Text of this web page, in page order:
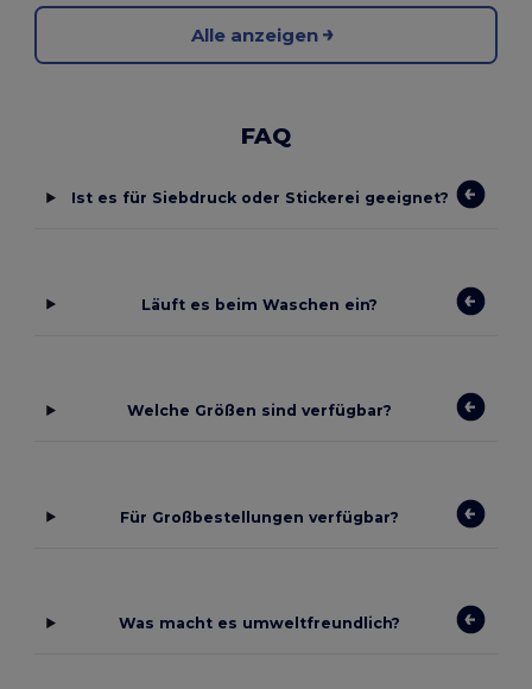
Alle anzeigen
FAQ
Ist es für Siebdruck oder Stickerei geeignet?
Läuft es beim Waschen ein?
Welche Größen sind verfügbar?
Für Großbestellungen verfügbar?
Was macht es umweltfreundlich?